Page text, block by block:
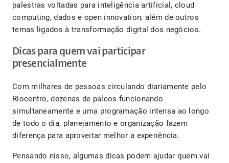
palestras voltadas para inteligência artificial, cloud
computing, dados e open innovation, além de outros
temas ligados à transformação digital dos negócios.
Dicas para quem vai participar
presencialmente
Com milhares de pessoas circulando diariamente pelo
Riocentro, dezenas de palcos funcionando
simultaneamente e uma programação intensa ao longo
de todo o dia, planejamento e organização fazem
diferença para aproveitar melhor a experiência.
Pensando nisso, algumas dicas podem ajudar quem vai